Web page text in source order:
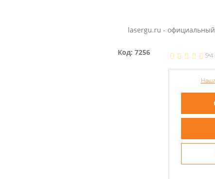
lasergu.ru - официальный
Код: 7256 54